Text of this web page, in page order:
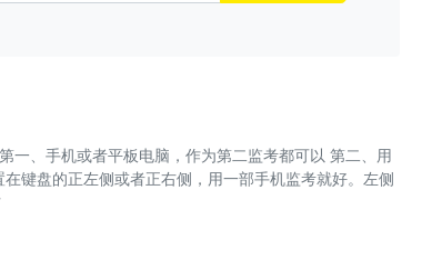
一、手机或者平板电脑，作为第二监考都可以 第二、用
键盘的正左侧或者正右侧，用一部手机监考就好。左侧